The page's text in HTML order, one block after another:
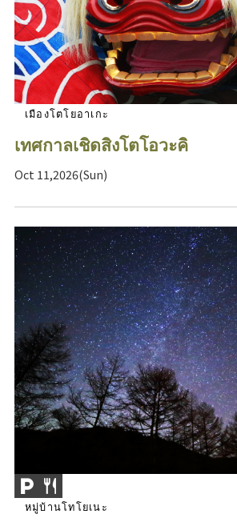
เมืองโตโยอาเกะ
เทศกาลเชิดสิงโตโอวะคิ
Oct 11,2026(Sun)
หมู่บ้านโทโยเนะ